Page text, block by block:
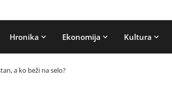
Hronika Ekonomija Kultura
a ko beži na selo?